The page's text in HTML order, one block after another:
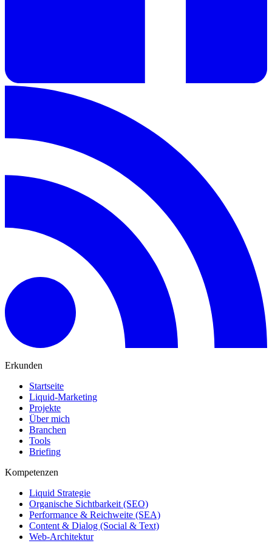
Erkunden
Startseite
Liquid-Marketing
Projekte
Über mich
Branchen
Tools
Briefing
Kompetenzen
Liquid Strategie
Organische Sichtbarkeit (SEO)
Performance & Reichweite (SEA)
Content & Dialog (Social & Text)
Web-Architektur